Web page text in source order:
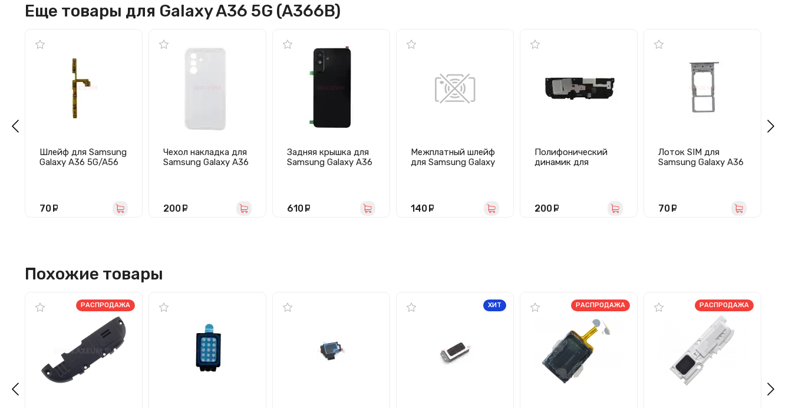
Еще товары для Galaxy A36 5G (A366B)
Шлейф для Samsung
Galaxy A36 5G/A56
включения
70
Чехол накладка для
Samsung Galaxy A36
200
Задняя крышка для
Samsung Galaxy A36
610
Межплатный шлейф
для Samsung Galaxy
140
Полифонический
динамик для
200
Лоток SIM для
Samsung Galaxy A36
70
Похожие товары
РАСПРОДАЖА ХИТ РАСПРОДАЖА РАСПРОДАЖА